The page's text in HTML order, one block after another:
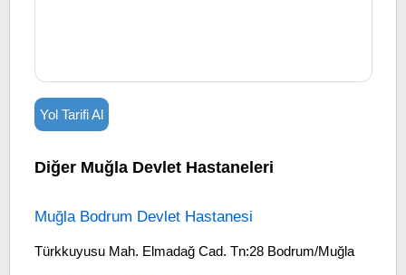
Yol Tarifi Al
Diğer Muğla Devlet Hastaneleri
Muğla Bodrum Devlet Hastanesi
Türkkuyusu Mah. Elmadağ Cad. Tn:28 Bodrum/Muğla